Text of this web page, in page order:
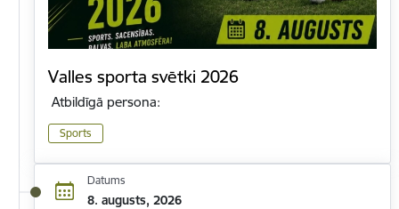
Valles sporta svētki 2026
Atbildīgā persona:
Sports
Datums
8. augusts, 2026